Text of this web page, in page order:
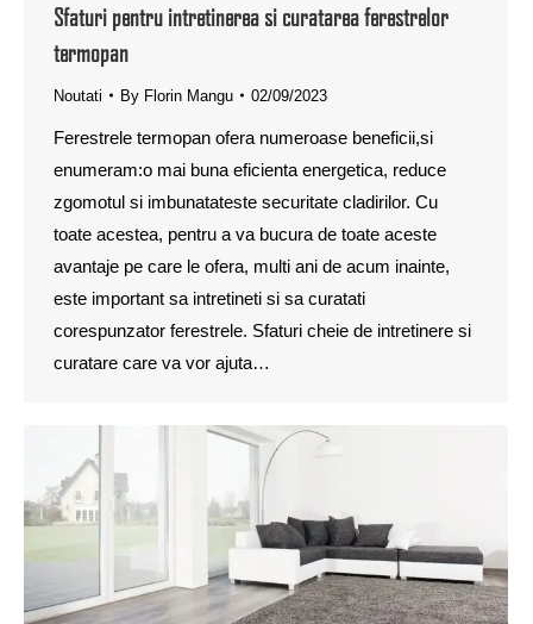
Sfaturi pentru intretinerea si curatarea ferestrelor
termopan
Noutati By Florin Mangu 02/09/2023
Ferestrele termopan ofera numeroase beneficii,si
enumeram:o mai buna eficienta energetica, reduce
zgomotul si imbunatateste securitate cladirilor. Cu
toate acestea, pentru a va bucura de toate aceste
avantaje pe care le ofera, multi ani de acum inainte,
este important sa intretineti si sa curatati
corespunzator ferestrele. Sfaturi cheie de intretinere si
curatare care va vor ajuta…